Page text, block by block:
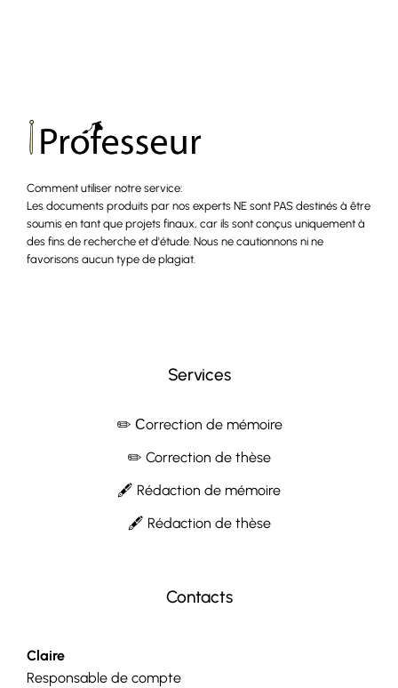
Comment utiliser notre service:
Les documents produits par nos experts NE sont PAS destinés à être
soumis en tant que projets finaux, car ils sont conçus uniquement à
des fins de recherche et d'étude. Nous ne cautionnons ni ne
favorisons aucun type de plagiat.
Services
✏️ Сorrection de mémoire
✏️ Correction de thèse
🖋 Rédaction de mémoire
🖋 Rédaction de thèse
Contacts
Claire
Responsable de compte